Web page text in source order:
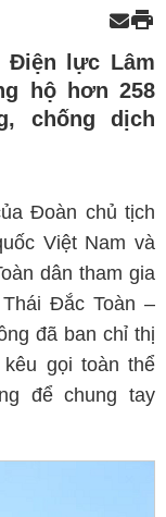
Điện lực Lâm
hộ hơn 258
chống dịch
Đoàn chủ tịch
Việt Nam và
dân tham gia
Thái Đắc Toàn –
đã ban chỉ thị
gọi toàn thể
để chung tay